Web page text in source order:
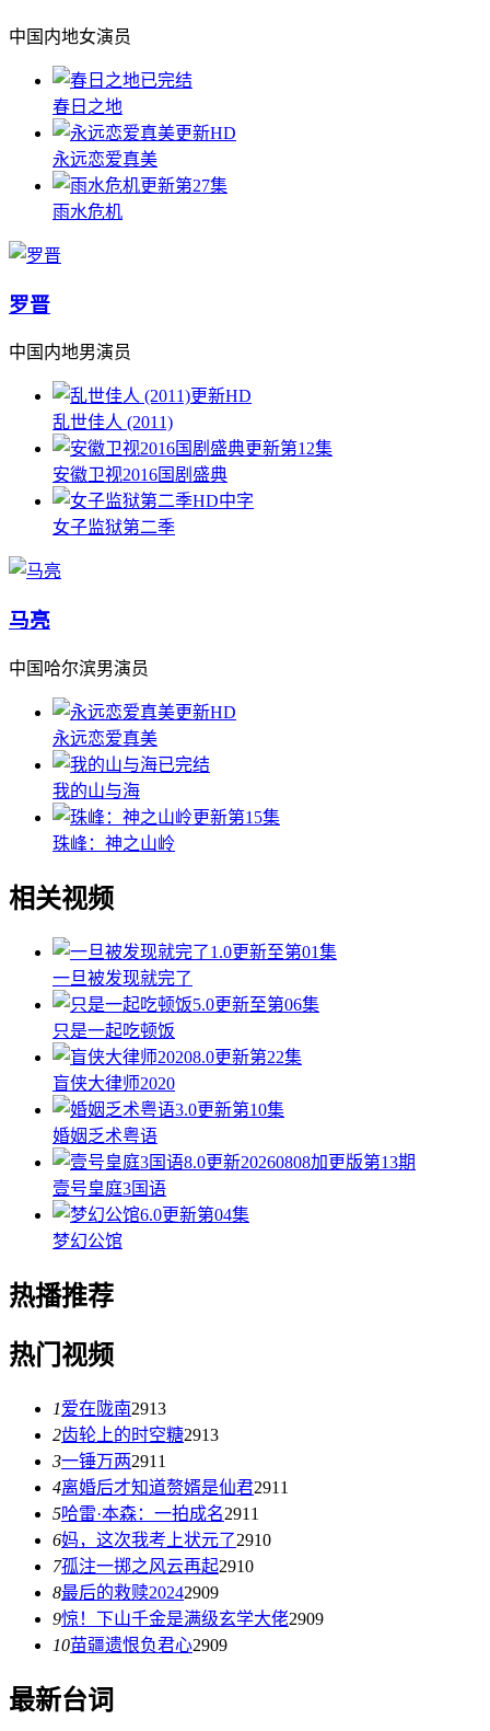
中国内地女演员
已完结
春日之地
更新HD
永远恋爱真美
更新第27集
雨水危机
罗晋
中国内地男演员
更新HD
乱世佳人 (2011)
更新第12集
安徽卫视2016国剧盛典
HD中字
女子监狱第二季
马亮
中国哈尔滨男演员
更新HD
永远恋爱真美
已完结
我的山与海
更新第15集
珠峰：神之山岭
相关视频
1.0更新至第01集
一旦被发现就完了
5.0更新至第06集
只是一起吃顿饭
8.0更新第22集
盲侠大律师2020
3.0更新第10集
婚姻乏术粤语
8.0更新20260808加更版第13期
壹号皇庭3国语
6.0更新第04集
梦幻公馆
热播推荐
热门视频
1爱在陇南2913
2齿轮上的时空糖2913
3一锤万两2911
4离婚后才知道赘婿是仙君2911
5哈雷·本森：一拍成名2911
6妈，这次我考上状元了2910
7孤注一掷之风云再起2910
8最后的救赎20242909
9惊！下山千金是满级玄学大佬2909
10苗疆遗恨负君心2909
最新台词